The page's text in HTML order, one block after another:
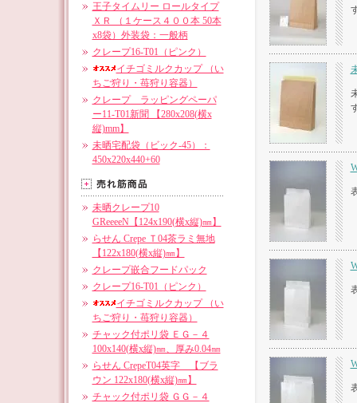
王子タイムリー ロールタイプ
ＸＲ （１ケース４００本 50本
x8袋）外装袋：一般柄
クレープ16-T01（ピンク）
イチゴミルクカップ （い
ちご狩り・苺狩り容器）
クレープ ラッピングペーパ
ー11-T01新聞 【280x208(横x
縦)mm】
未晒宅配袋（ビック-45）：
450x220x440+60
未晒クレープ10
GReeeeN【124x190(横x縦)㎜】
らせん Crepe Ｔ04茶ラミ無地
【122x180(横x縦)㎜】
クレープ嵌合フードパック
クレープ16-T01（ピンク）
イチゴミルクカップ （い
ちご狩り・苺狩り容器）
チャック付ポリ袋 ＥＧ－４
100x140(横x縦)㎜、厚み0.04㎜
らせん CrepeT04英字 【ブラ
ウン 122x180(横x縦)㎜】
チャック付ポリ袋 ＧＧ－４